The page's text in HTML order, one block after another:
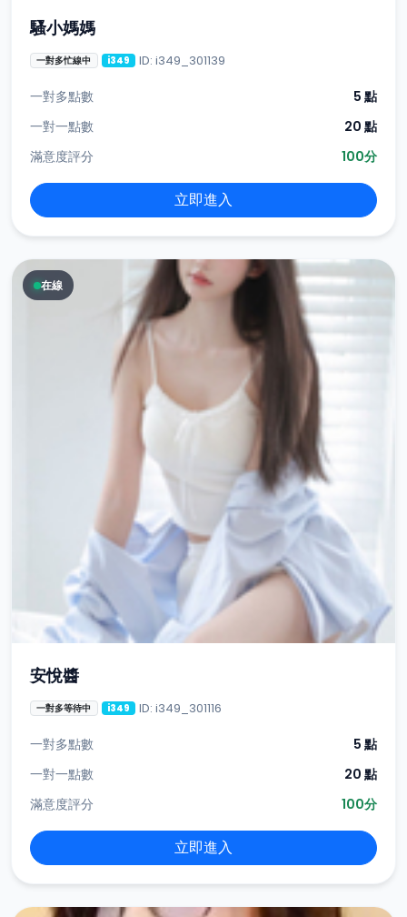
騷小媽媽
一對多忙線中 i349 ID: i349_301139
一對多點數
5 點
一對一點數
20 點
滿意度評分
100分
立即進入
在線
安悅醬
一對多等待中 i349 ID: i349_301116
一對多點數
5 點
一對一點數
20 點
滿意度評分
100分
立即進入